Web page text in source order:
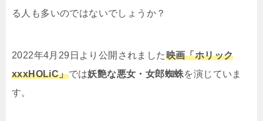
る人も多いのではないでしょうか？
2022年4月29日より公開されました映画「ホリック
xxxHOLiC」では妖艶な悪女・女郎蜘蛛を演じていま
す。